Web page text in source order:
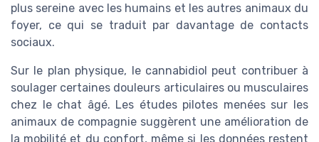
plus sereine avec les humains et les autres animaux du
foyer, ce qui se traduit par davantage de contacts
sociaux.
Sur le plan physique, le cannabidiol peut contribuer à
soulager certaines douleurs articulaires ou musculaires
chez le chat âgé. Les études pilotes menées sur les
animaux de compagnie suggèrent une amélioration de
la mobilité et du confort, même si les données restent